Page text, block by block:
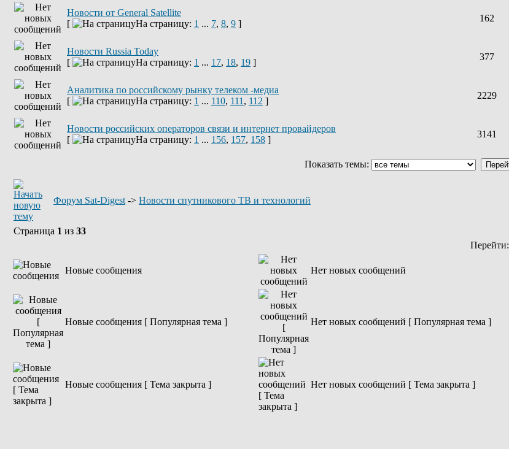
Новости от General Satellite
[
На страницу: 1 ... 7, 8, 9 ]
162
Новости Russia Today
[
На страницу: 1 ... 17, 18, 19 ]
377
Аналитика по российскому рынку телеком -медиа
[
На страницу: 1 ... 110, 111 , 112 ]
2229
Новости российских операторов связи и интернет провайдеров
[
На страницу: 1 ... 156, 157, 158 ]
3141
Показать темы:
Форум Sat-Digest -> Новости спутникового ТВ и технологий
Страница 1 из 33
Перейти:
Новые сообщения Нет новых сообщений
Новые сообщения [ Популярная тема ] Нет новых сообщений [ Популярная тема ]
Новые сообщения [ Тема закрыта ] Нет новых сообщений [ Тема закрыта ]